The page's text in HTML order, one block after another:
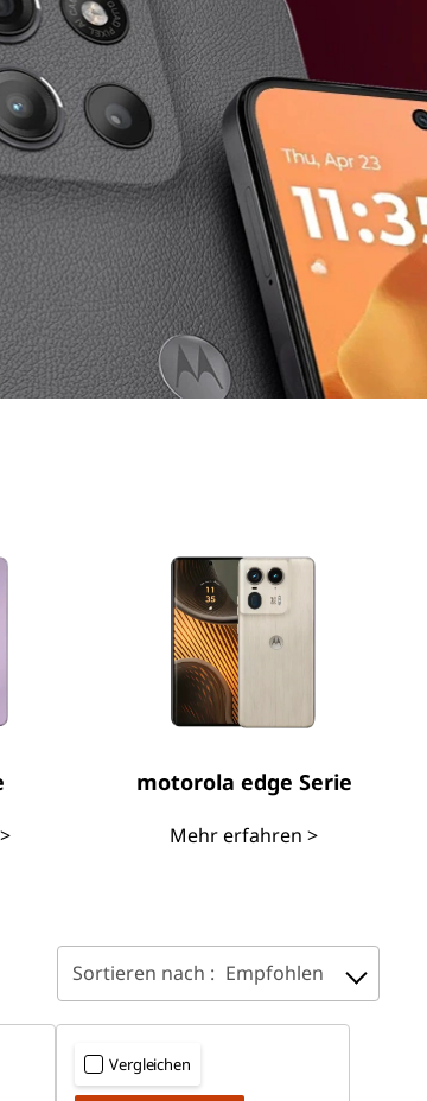
motorola edge Serie
Mehr erfahren >
Sortieren nach : Empfohlen
Vergleichen